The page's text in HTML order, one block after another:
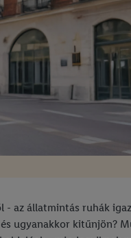
állatmintás ruhák
ugyanakkor kitűnjön?